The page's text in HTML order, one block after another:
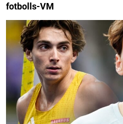
fotbolls-VM